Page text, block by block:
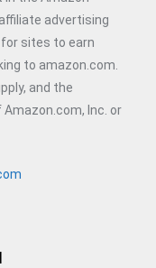
advertising
sites to earn
to amazon.com.
and the
Inc. or